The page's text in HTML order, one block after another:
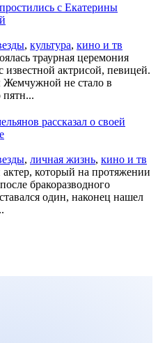
с Екатерины
, культура, кино и тв
траурная церемония
известной актрисой, певицей.
Жемчужной не стало в
рассказал о своей
, личная жизнь, кино и тв
который на протяжении
бракоразводного
один, наконец нашел